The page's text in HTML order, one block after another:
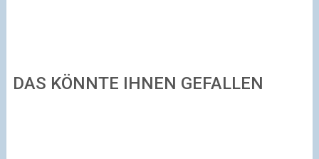
DAS KÖNNTE IHNEN GEFALLEN